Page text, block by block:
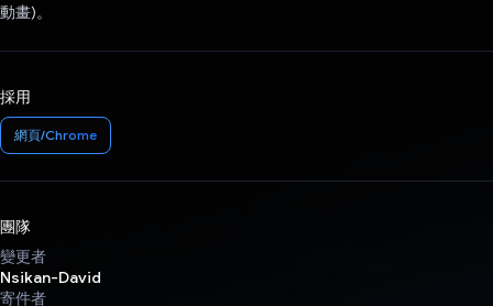
動畫)。
採用
網頁/Chrome
團隊
變更者
Nsikan-David
寄件者